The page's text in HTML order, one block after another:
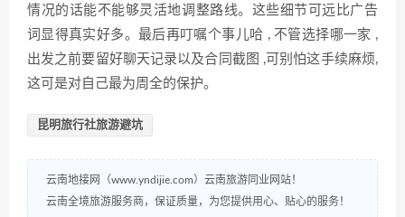
情况的话能不能够灵活地调整路线。这些细节可远比广告
词显得真实好多。最后再叮嘱个事儿哈 , 不管选择哪一家 ,
出发之前要留好聊天记录以及合同截图 ,可别怕这手续麻烦,
这可是对自己最为周全的保护。
昆明旅行社旅游避坑
云南地接网（www.yndijie.com）云南旅游同业网站！
云南全境旅游服务商，保证质量，为您提供用心、贴心的服务！